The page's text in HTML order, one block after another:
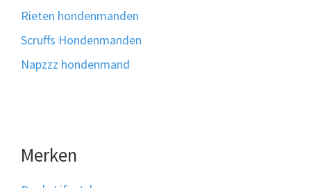
Rieten hondenmanden
Scruffs Hondenmanden
Napzzz hondenmand
Merken